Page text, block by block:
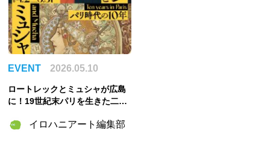
EVENT 2026.05.10
ロートレックとミュシャが広島
に！19世紀末パリを生きた二人
5月31日まで開催中
イロハニアート編集部